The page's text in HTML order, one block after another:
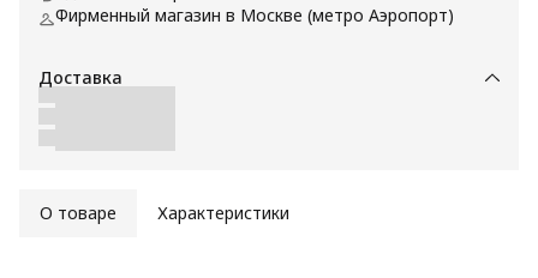
Фирменный магазин в Москве (метро Аэропорт)
Доставка
О товаре Характеристики